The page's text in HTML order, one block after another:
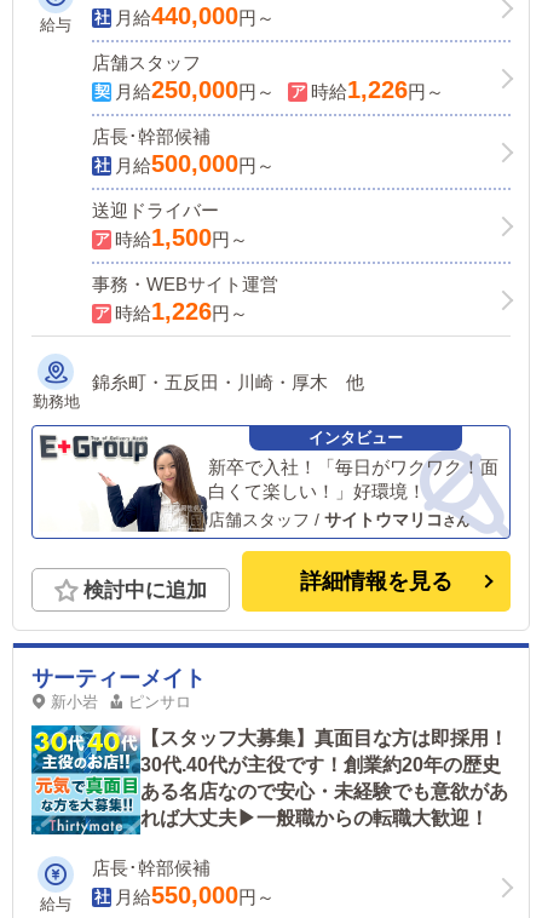
給与 月給440,000円～
店舗スタッフ
月給250,000円～ 時給1,226円～
店長･幹部候補
月給500,000円～
送迎ドライバー
時給1,500円～
事務・WEBサイト運営
時給1,226円～
勤務地
錦糸町・五反田・川崎・厚木 他
新卒で入社！「毎日がワクワク！面
白くて楽しい！」好環境！
店舗スタッフ / サイトウマリコ
検討中に追加 詳細情報を見る
サーティーメイト
新小岩 ピンサロ
【スタッフ大募集】真面目な方は即採用！
30代.40代が主役です！創業約20年の歴史
ある名店なので安心・未経験でも意欲があ
れば大丈夫▶一般職からの転職大歓迎！
給与
店長･幹部候補
月給550,000円～